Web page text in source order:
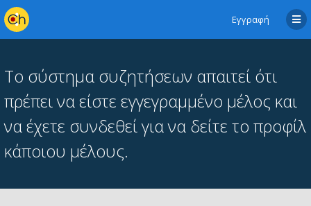
Εγγραφή
Το σύστημα συζητήσεων απαιτεί ότι
πρέπει να είστε εγγεγραμμένο μέλος και
να έχετε συνδεθεί για να δείτε το προφίλ
κάποιου μέλους.